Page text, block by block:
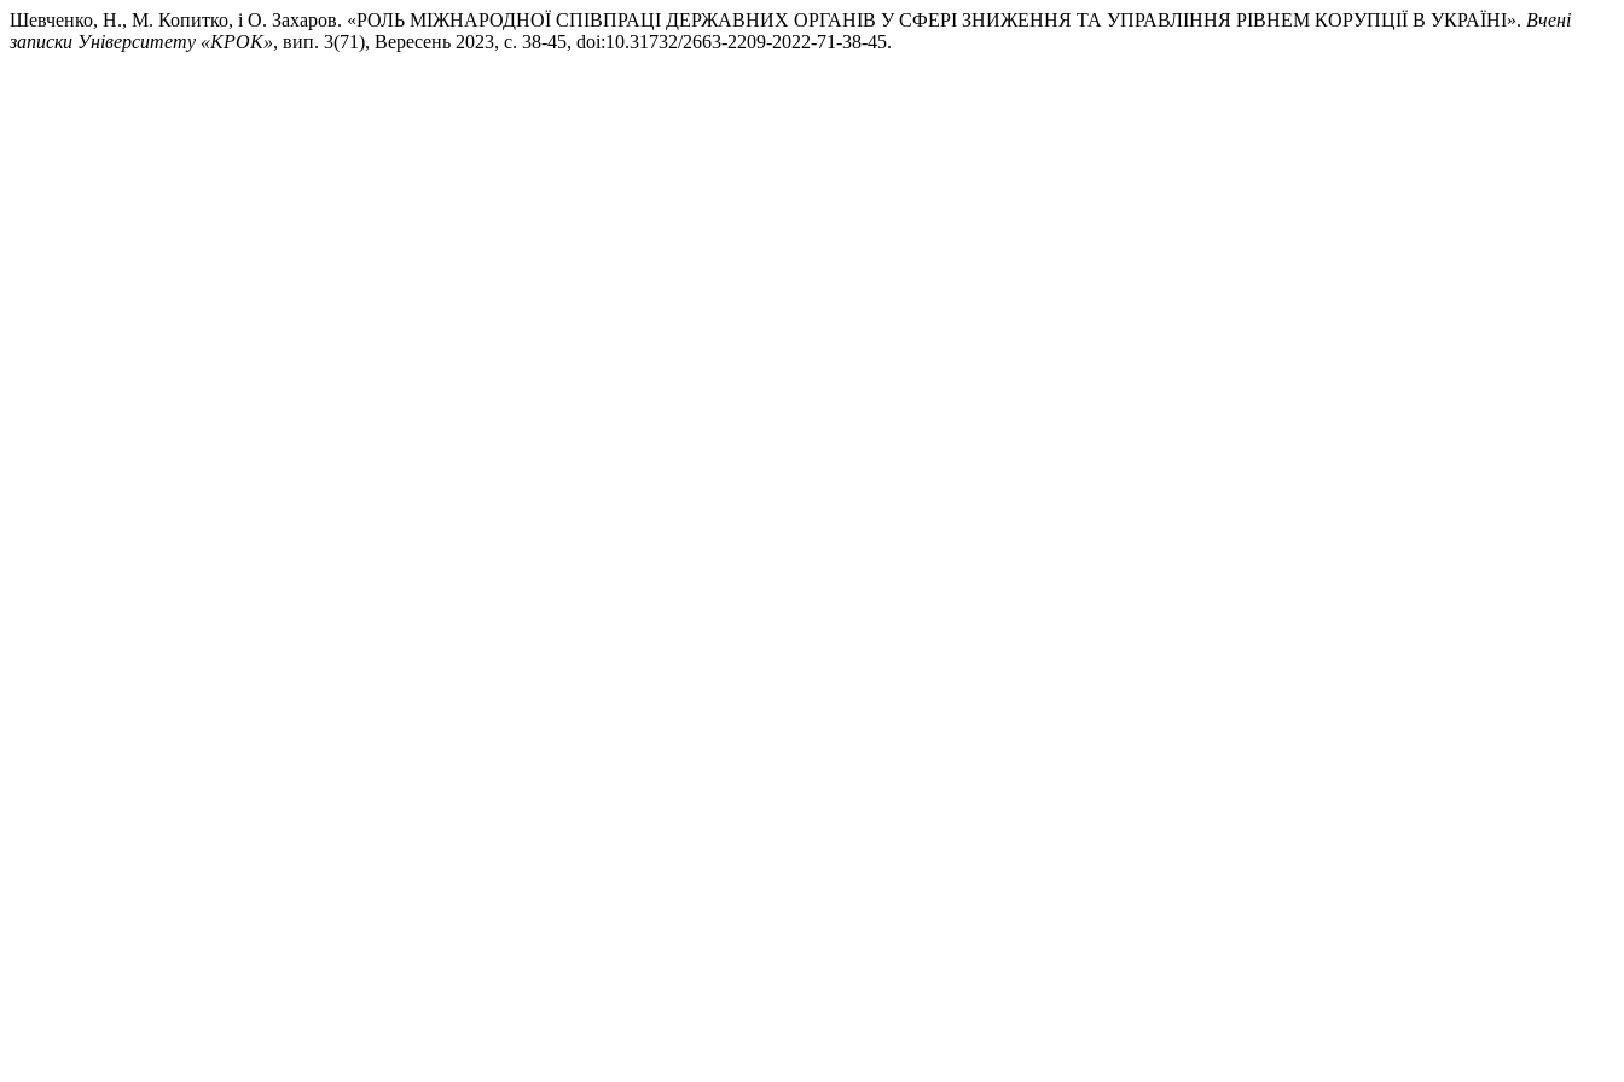
Шевченко, Н., М. Копитко, і О. Захаров. «РОЛЬ МІЖНАРОДНОЇ СПІВПРАЦІ ДЕРЖАВНИХ ОРГАНІВ У СФЕРІ ЗНИЖЕННЯ ТА УПРАВЛІННЯ РІВНЕМ КОРУПЦІЇ В УКРАЇНІ». Вчені
записки Університету «КРОК», вип. 3(71), Вересень 2023, с. 38-45, doi:10.31732/2663-2209-2022-71-38-45.